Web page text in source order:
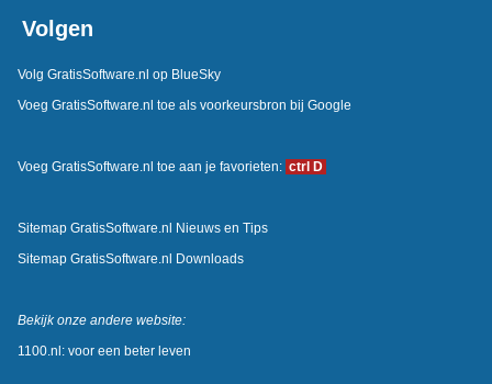
Volgen
Volg GratisSoftware.nl op BlueSky
Voeg GratisSoftware.nl toe als voorkeursbron bij Google
Voeg GratisSoftware.nl toe aan je favorieten: ctrl D
Sitemap GratisSoftware.nl Nieuws en Tips
Sitemap GratisSoftware.nl Downloads
Bekijk onze andere website:
1100.nl: voor een beter leven